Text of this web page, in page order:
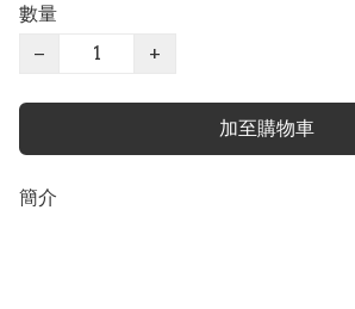
數量
−
+
加至購物車
簡介